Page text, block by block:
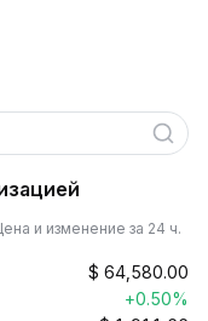
и изменение за 24 ч.
$ 64,580.00
+0.50%